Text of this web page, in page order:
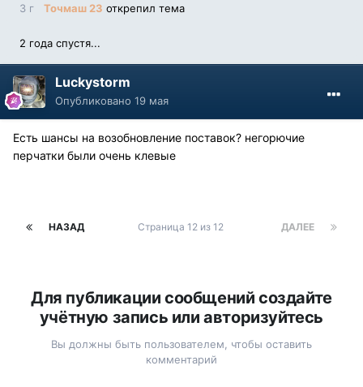
3 г Точмаш 23 открепил тема
2 года спустя...
Luckystorm
Опубликовано 19 мая
Есть шансы на возобновление поставок? негорючие
перчатки были очень клевые
НАЗАД ДАЛЕЕ
Страница 12 из 12
Для публикации сообщений создайте
учётную запись или авторизуйтесь
Вы должны быть пользователем, чтобы оставить
комментарий